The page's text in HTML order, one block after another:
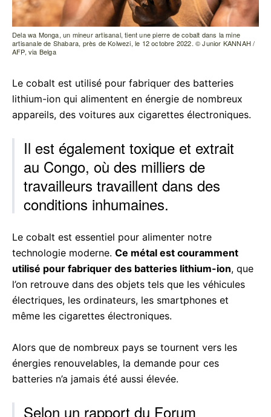
Dela wa Monga, un mineur artisanal, tient une pierre de cobalt dans la mine
artisanale de Shabara, près de Kolwezi, le 12 octobre 2022. © Junior KANNAH /
AFP, via Belga
Messenger
Le cobalt est utilisé pour fabriquer des batteries
lithium-ion qui alimentent en énergie de nombreux
appareils, des voitures aux cigarettes électroniques.
Il est également toxique et extrait
au Congo, où des milliers de
travailleurs travaillent dans des
conditions inhumaines.
Le cobalt est essentiel pour alimenter notre
technologie moderne. Ce métal est couramment
utilisé pour fabriquer des batteries lithium-ion, que
l’on retrouve dans des objets tels que les véhicules
électriques, les ordinateurs, les smartphones et
même les cigarettes électroniques.
Alors que de nombreux pays se tournent vers les
énergies renouvelables, la demande pour ces
batteries n’a jamais été aussi élevée.
Selon un rapport du Forum